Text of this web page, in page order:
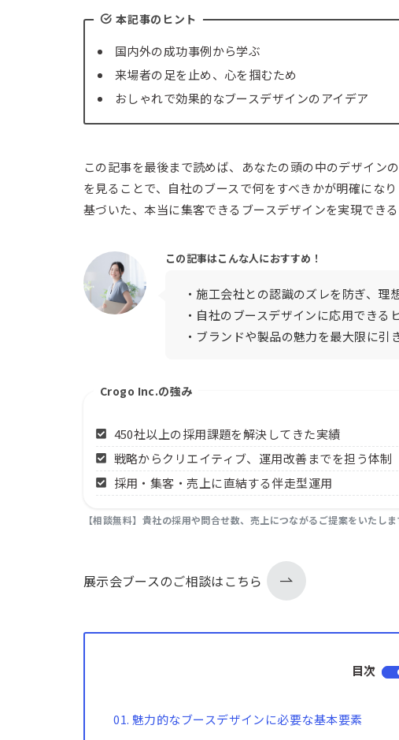
本記事のヒント
国内外の成功事例から学ぶ
来場者の足を止め、心を掴むため
おしゃれで効果的なブースデザインのアイデア
この記事を最後まで読めば、あなたの頭の中のデザイン
を見ることで、自社のブースで何をすべきかが明確にな
基づいた、本当に集客できるブースデザインを実現できる
この記事はこんな人におすすめ！
・施工会社との認識のズレを防ぎ、理
・自社のブースデザインに応用できる
・ブランドや製品の魅力を最大限に引
Crogo Inc.の強み
450社以上の採用課題を解決してきた実績
戦略からクリエイティブ、運用改善までを担う体制
採用・集客・売上に直結する伴走型運用
【相談無料】 貴社の採用や問合せ数、売上につながるご提案をいたしま
展示会ブースのご相談はこちら
目次
魅力的なブースデザインに必要な基本要素